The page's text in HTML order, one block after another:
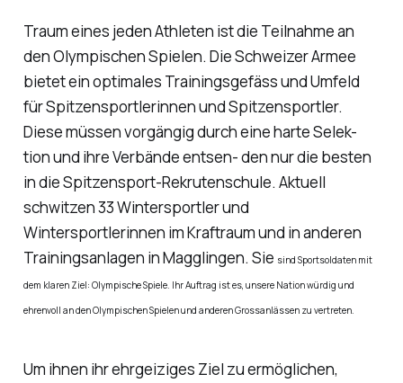
Traum eines jeden Athleten ist die Teilnahme an
den Olympischen Spielen. Die Schweizer Armee
bietet ein optimales Trainingsgefäss und Umfeld
für Spitzensportlerinnen und Spitzensportler.
Diese müssen vorgängig durch eine harte Selek-
tion und ihre Verbände entsen- den nur die besten
in die Spitzensport-Rekrutenschule. Aktuell
schwitzen 33 Wintersportler und
Wintersportlerinnen im Kraftraum und in anderen
Trainingsanlagen in Magglingen. Sie sind Sportsoldaten mit
dem klaren Ziel: Olympische Spiele. Ihr Auftrag ist es, unsere Nation würdig und
ehrenvoll an den Olympischen Spielen und anderen Grossanlässen zu vertreten.
Um ihnen ihr ehrgeiziges Ziel zu ermöglichen,